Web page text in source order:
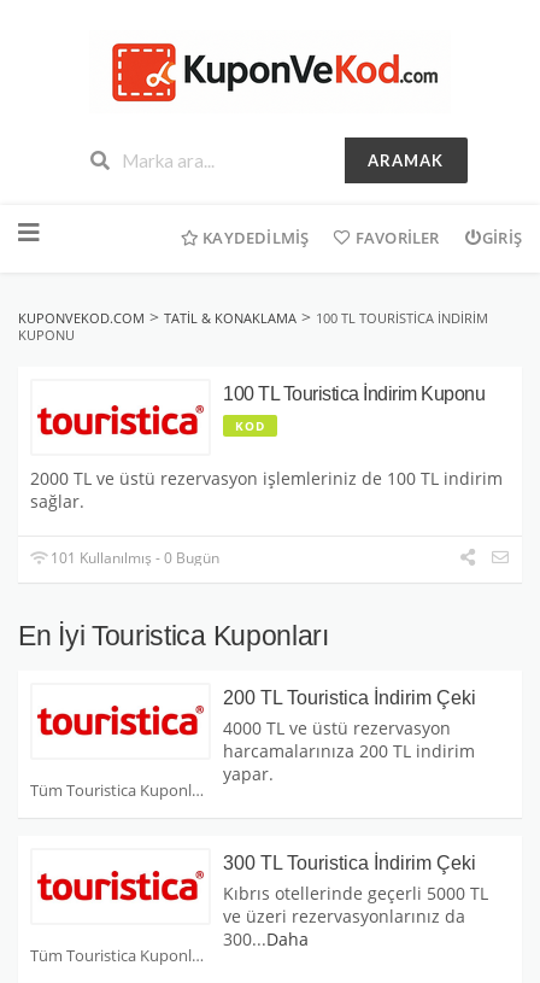
ARAMAK
geç
KAYDEDILMIŞ FAVORILER GIRIŞ
KUPONVEKOD.COM > TATIL & KONAKLAMA > 100 TL TOURISTICA İNDIRIM
KUPONU
100 TL Touristica İndirim Kuponu
KOD
2000 TL ve üstü rezervasyon işlemleriniz de 100 TL indirim
sağlar.
101 Kullanılmış - 0 Bugün
En İyi Touristica Kuponları
Tüm Touristica Kuponları
200 TL Touristica İndirim Çeki
4000 TL ve üstü rezervasyon
harcamalarınıza 200 TL indirim
yapar.
Tüm Touristica Kuponları
300 TL Touristica İndirim Çeki
Kıbrıs otellerinde geçerli 5000 TL
ve üzeri rezervasyonlarınız da
300...Daha